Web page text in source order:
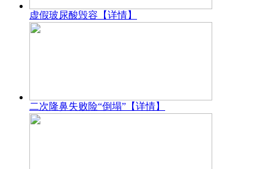
虚假玻尿酸毁容 【详情】
二次隆鼻失败险“倒塌” 【详情】